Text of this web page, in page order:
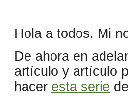
Hola a todos. Mi
De ahora en
artículo y artículo
hacer esta serie